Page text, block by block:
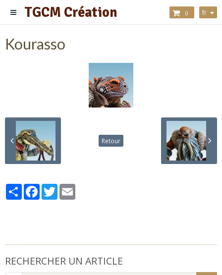
TGCM Création 0 fr
Kourasso
Retour
PartagerFacebook
Twitter
RECHERCHER UN ARTICLE